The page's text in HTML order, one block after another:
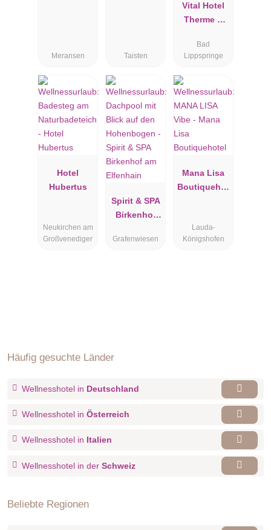
Meransen Taisten
Vital Hotel
Therme &
ort Bad
Lippspringe
Bad
Lippspringe
Hotel
Hubertus
Neukirchen am
Großvenediger
Spirit & SPA
Birkenhof
Elfenhain
Grafenwiesen
Mana Lisa
Boutiquehot
Lauda-
Königshofen
Häufig gesuchte Länder
Wellnesshotel in Deutschland
Wellnesshotel in Österreich
Wellnesshotel in Italien
Wellnesshotel in der Schweiz
Beliebte Regionen